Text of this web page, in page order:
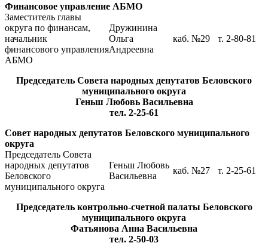
Финансовое управление АБМО
Заместитель главы
округа по финансам,
начальник
финансового управления
АБМО
Дружинина
Ольга
Андреевна
каб. №29 т. 2-80-81
Председатель Совета народных депутатов Беловского
муниципального округа
Геньш Любовь Васильевна
тел. 2-25-61
Совет народных депутатов Беловского муниципального
округа
Председатель Совета
народных депутатов
Беловского
муниципального округа
Геньш Любовь
Васильевна
каб. №27 т. 2-25-61
Председатель контрольно-счетной палаты Беловского
муниципального округа
Фатьянова Анна Васильевна
тел. 2-50-03